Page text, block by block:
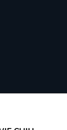
Legumes